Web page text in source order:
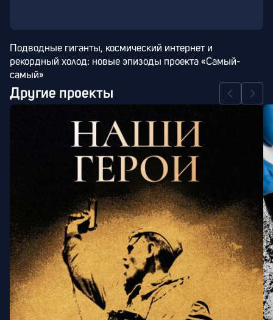
Подводные гиганты, космический интернет и
рекордный холод: новые эпизоды проекта «Самый-
самый»
Другие проекты